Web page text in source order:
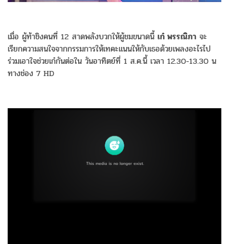
เมื่อ ผู้ท้าชิงคนที่ 12 สาดพลังบวกให้ผู้ชมขนาดนี้ เก๋ พรรณิภา จะ
เรียกความสนใจจากกรรมการให้เทคะแนนให้กับเธอด้วยเพลงอะไรไป
ร่วมเอาใจช่วยเก๋กันต่อใน วันอาทิตย์ที่ 1 ส.ค.นี้ เวลา 12.30-13.30 น
ทางช่อง 7 HD